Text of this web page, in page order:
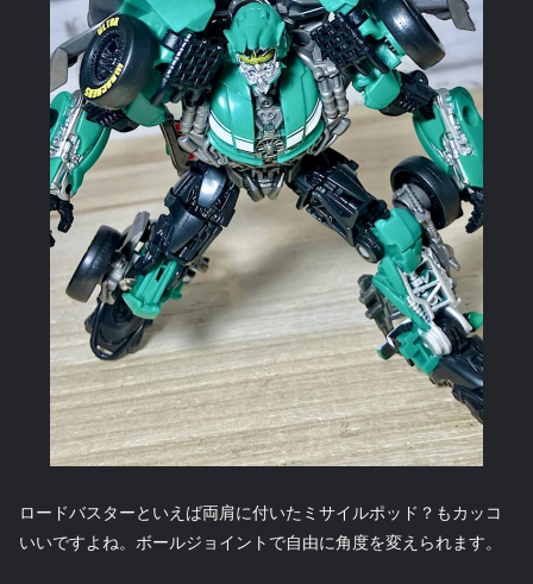
ロードバスターといえば両肩に付いたミサイルポッド？もカッコ
いいですよね。ボールジョイントで自由に角度を変えられます。